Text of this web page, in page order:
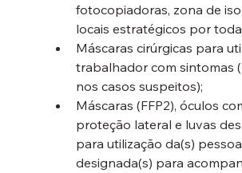
fotocopiadoras, zona de
locais estratégicos por
Máscaras cirúrgicas para
trabalhador com sintomas
nos casos suspeitos);
Máscaras (FFP2), óculos
proteção lateral e luvas
para utilização da(s)
designada(s) para